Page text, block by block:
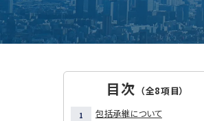
目次 （全8項目）
包括承継について